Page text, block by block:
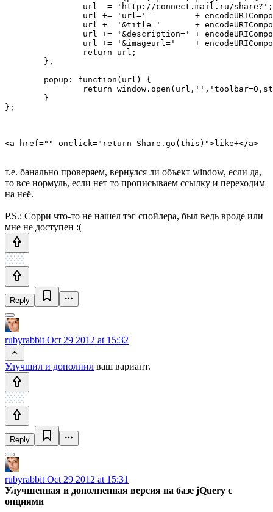
т.е. банально проверяем, вернулся ли объект window, если да,
то все нормуль, если нет то прописываем ссылку и переходим
на неё.
P.S.: Сорри что-то не нашел тэг спойлера, был ведь вроде или
мне не доступен :(
Reply
rubyrabbit Oct 29 2012 at 15:32
Улучшил и дополнил ваш вариант.
Reply
rubyrabbit Oct 29 2012 at 15:31
Улучшенная и дополненная версия на базе jQuery с
опциями